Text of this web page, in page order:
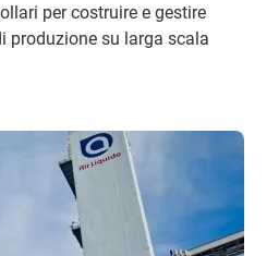
per costruire e gestire
produzione su larga scala